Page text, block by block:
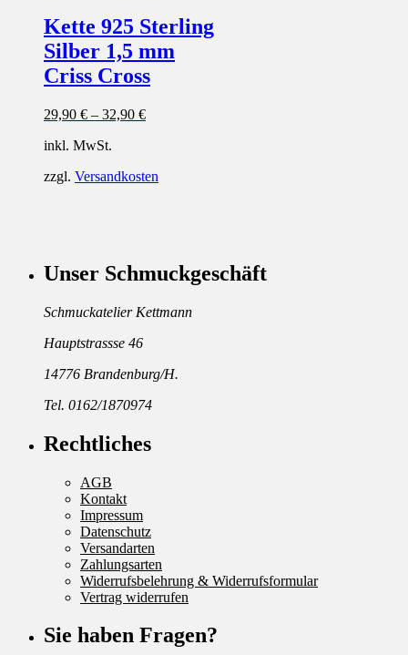
Kette 925 Sterling
Silber 1,5 mm
Criss Cross
29,90 € – 32,90 €
inkl. MwSt.
zzgl. Versandkosten
Unser Schmuckgeschäft
Schmuckatelier Kettmann
Hauptstrassse 46
14776 Brandenburg/H.
Tel. 0162/1870974
Rechtliches
AGB
Kontakt
Impressum
Datenschutz
Versandarten
Zahlungsarten
Widerrufsbelehrung & Widerrufsformular
Vertrag widerrufen
Sie haben Fragen?